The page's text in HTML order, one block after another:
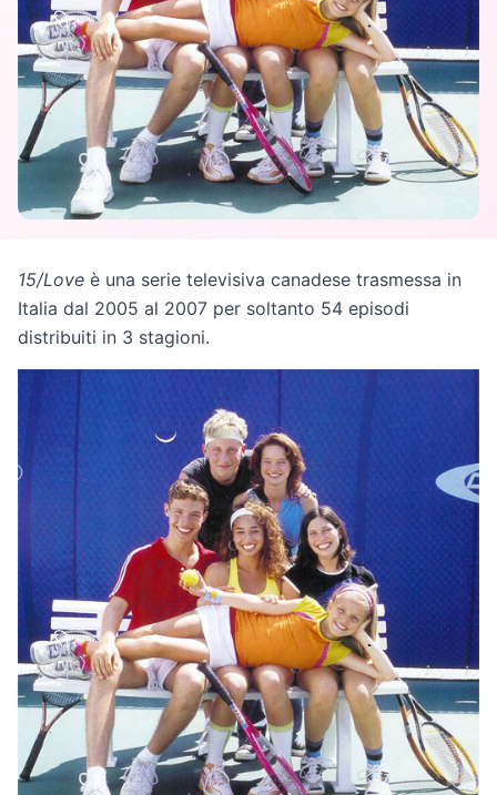
15/Love è una serie televisiva canadese trasmessa in
Italia dal 2005 al 2007 per soltanto 54 episodi
distribuiti in 3 stagioni.